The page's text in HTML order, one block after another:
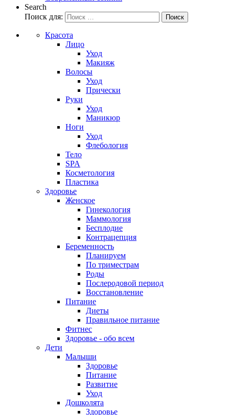
Search
Поиск для:
Поиск
Красота
Лицо
Уход
Макияж
Волосы
Уход
Прически
Руки
Уход
Маникюр
Ноги
Уход
Флебология
Тело
SPA
Косметология
Пластика
Здоровье
Женское
Гинекология
Маммология
Бесплодие
Контрацепция
Беременность
Планируем
По триместрам
Роды
Послеродовой период
Восстановление
Питание
Диеты
Правильное питание
Фитнес
Здоровье - обо всем
Дети
Малыши
Здоровье
Питание
Развитие
Уход
Дошколята
Здоровье